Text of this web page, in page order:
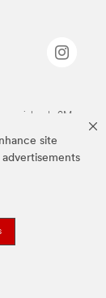
site
de 3M.